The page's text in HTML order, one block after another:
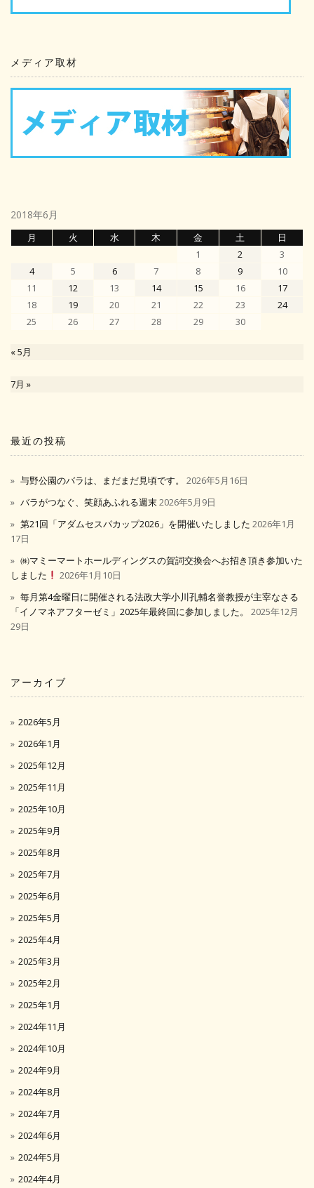
メディア取材
2018年6月
月 火 水 木 金 土
日
1
2
3
4
5 6 7 8 9
10
11
12 13 14 15 16
17
18
19 20 21 22 23
24
25
26 27 28 29 30
« 5月
7月 »
最近の投稿
与野公園のバラは、まだまだ見頃です。
2026年5月16日
バラがつなぐ、笑顔あふれる週末2026年5月9日
第21回「アダムセスパカップ2026」を開催いたしました 2026年1月
17日
㈱マミーマートホールディングスの賀詞交換会へお招き頂き参加いた
しました
2026年1月10日
毎月第4金曜日に開催される法政大学小川孔輔名誉教授が主宰なさる
「イノマネアフターゼミ」2025年最終回に参加しました。
2025年12月
29日
アーカイブ
2026年5月
2026年1月
2025年12月
2025年11月
2025年10月
2025年9月
2025年8月
2025年7月
2025年6月
2025年5月
2025年4月
2025年3月
2025年2月
2025年1月
2024年11月
2024年10月
2024年9月
2024年8月
2024年7月
2024年6月
2024年5月
2024年4月